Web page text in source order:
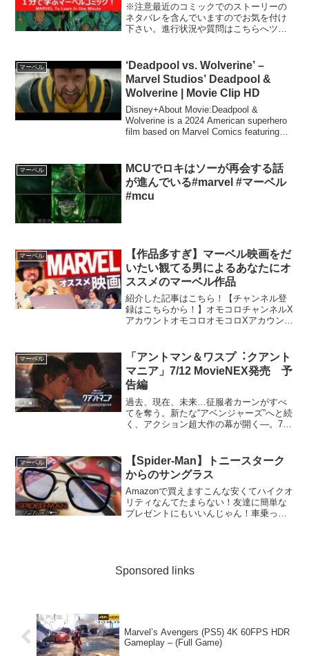
※注意最近のコミックでのストーリーの
ネタバレを含んでいますのでお気を付け
下さい。進行状況や質問はこちらへツイ
マーベル
‘Deadpool vs. Wolverine’ –
Marvel Studios’ Deadpool &
Wolverine | Movie Clip HD
Disney+About Movie:Deadpool &
Wolverine is a 2024 American superhero
film based on Marvel Comics featuring
マーベル
MCUでロキはソーが再会する話
が進んでいる#marvel #マーベル
#mcu
マーベル
【作品多すぎ】マーベル映画をだ
いたい観てる男によるあなたにオ
ススメのマーベル作品
紹介した記事はこちら！【チャンネル登
録はこちらから！】オモコロチャンネルX
アカウントオモコロオモコロXアカウント
【出演者】永田 →原宿 →ダ･ヴィン
チ･恐山 →AR...
マーベル
「アントマン＆ワスプ︓クアント
マニア」7/12 MovieNEX発売 予
告編
過去、現在、未来…征服者カーンがすべ
てを奪う。新たな“アベンジャーズ”へと続
く、アクション超大作の幕が開く―。7月
始（レンタル）【公式サイト】【Twitte...
マーベル
【Spider-Man】トニースターク
からのサングラス
Amazonで買えますこんな安くてハイクオ
リティなんてたまらない！友達に簡単な
プレゼントにもいいんじゃん！車乗った
Sponsored links
Marvel’s Avengers (PS5) 4K 60FPS HDR
Gameplay – (Full Game)